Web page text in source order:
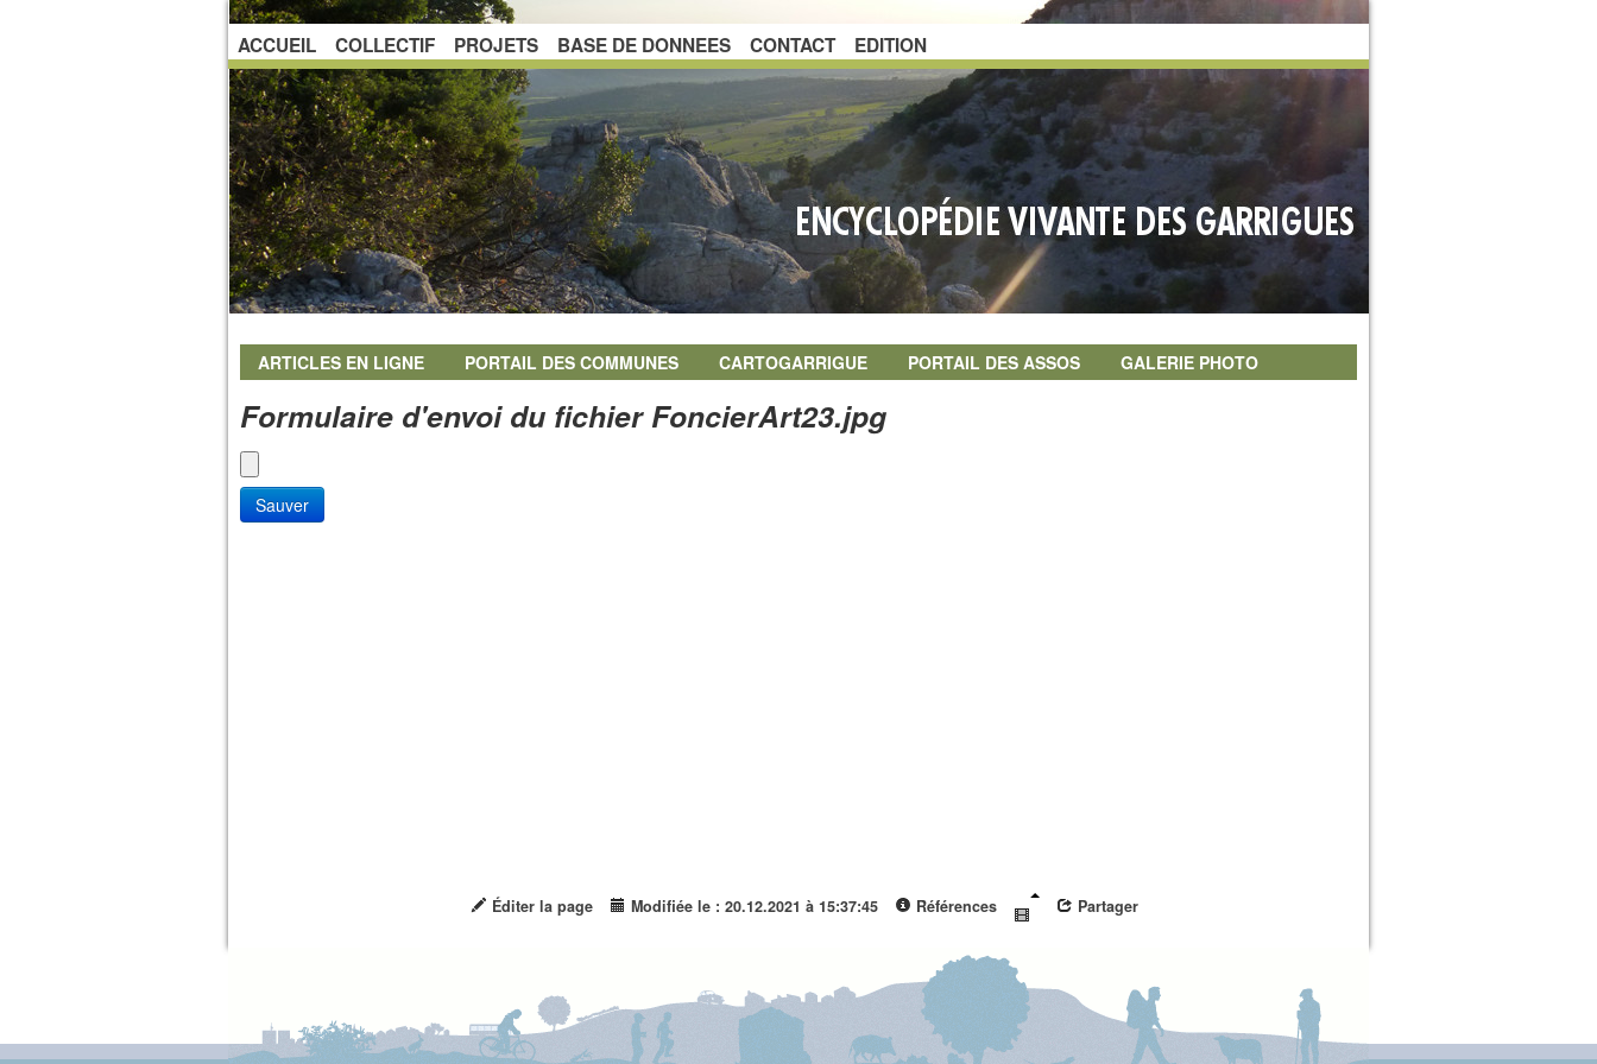
ACCUEIL COLLECTIF PROJETS BASE DE DONNEES CONTACT EDITION
ARTICLES EN LIGNE PORTAIL DES COMMUNES CARTOGARRIGUE PORTAIL DES ASSOS GALERIE PHOTO
Formulaire d'envoi du fichier FoncierArt23.jpg
Éditer la page Modifiée le : 20.12.2021 à 15:37:45 Références Partager